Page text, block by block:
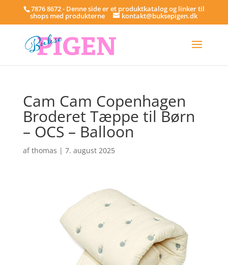
7876 8672 - Denne side er et produktkatalog og linker til
shops med produkterne kontakt@buksepigen.dk
Cam Cam Copenhagen
Broderet Tæppe til Børn
– OCS – Balloon
afthomas | 7. august 2025